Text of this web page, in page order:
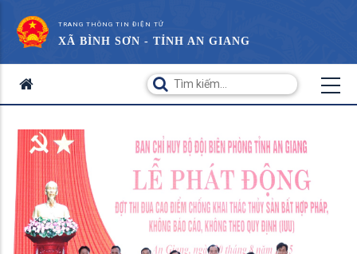
TRANG THÔNG TIN ĐIỆN TỬ
XÃ BÌNH SƠN - TỈNH AN GIANG